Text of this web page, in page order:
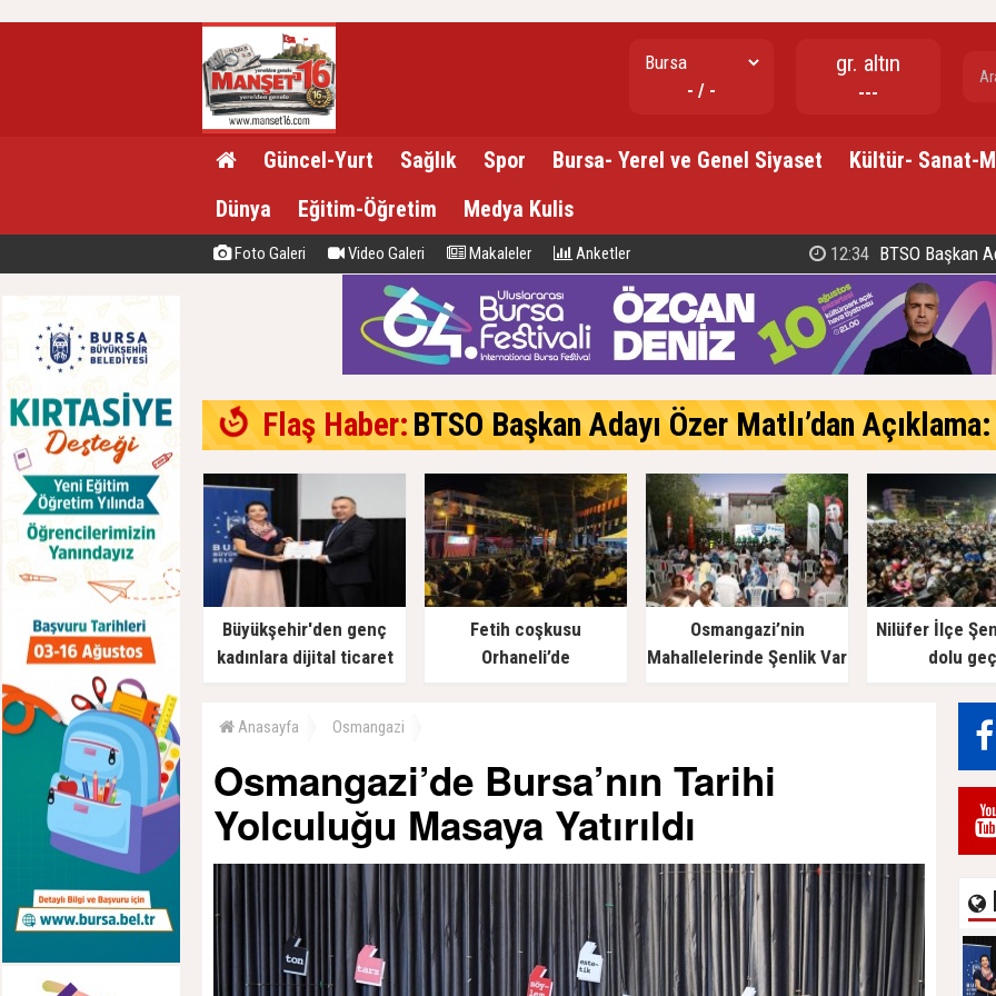
- / -
gr. altın
---
Güncel-Yurt Sağlık Spor Bursa- Yerel ve Genel Siyaset
Kültür- Sanat-
Dünya
Eğitim-Öğretim Medya Kulis
Foto Galeri Video Galeri Makaleler Anketler 20:02 Osmangazi’de Yaşar
Flaş Haber:BTSO Başkan Adayı Özer Matlı’dan Açıklama: 60 Bin Üyemizin
Büyükşehir'den genç
kadınlara dijital ticaret
Fetih coşkusu
Orhaneli’de
Osmangazi’nin
Mahallelerinde Şenlik Var
Nilüfer İlçe
dolu
Anasayfa Osmangazi
Osmangazi’de Bursa’nın Tarihi
Yolculuğu Masaya Yatırıldı